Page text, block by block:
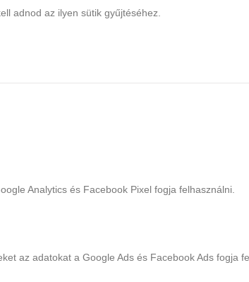
Kosárba
UV/LED gél lakk 5g Blue No.717
adnod az ilyen sütik gyűjtéséhez.
Analytics és Facebook Pixel fogja felhasználni.
az adatokat a Google Ads és Facebook Ads fogja